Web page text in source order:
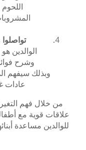
الوالدين
وشرح
وبذلك سيفهم
عادات
من خلال فهم
علاقات قوية مع
للوالدين مساعدة